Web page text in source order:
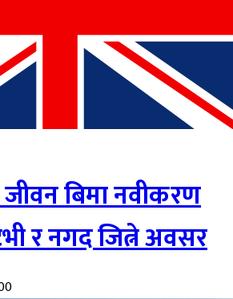
बिमा नवीकरण
र नगद जित्ने अवसर